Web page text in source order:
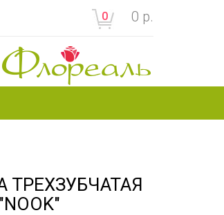
0 0 р.
ТРЕХЗУБЧАТАЯ
"NOOK"